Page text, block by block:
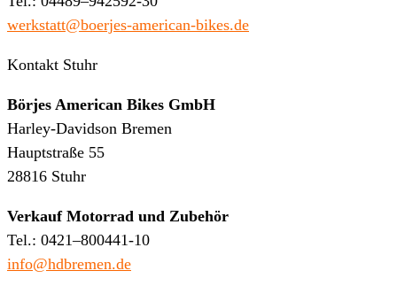
werkstatt@boerjes-american-bikes.de
Kontakt Stuhr
Börjes American Bikes GmbH
Harley-Davidson Bremen
Hauptstraße 55
28816 Stuhr
Verkauf Motorrad und Zubehör
Tel.: 0421–800441-10
info@hdbremen.de